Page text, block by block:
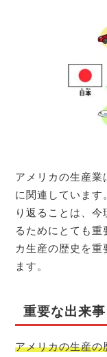
アメリカの生産業
に関連しています
り返ることは、
るためにとても重
カ生産の歴史を重
ます。
重要な出来
アメリカの生産